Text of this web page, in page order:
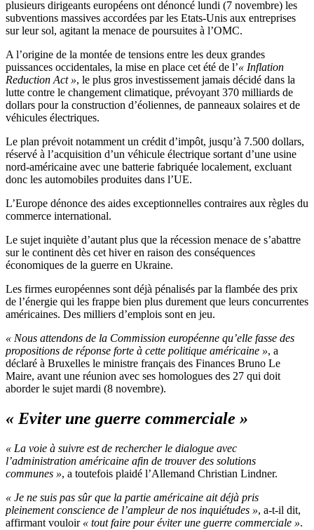
plusieurs dirigeants européens ont dénoncé lundi (7 novembre) les
subventions massives accordées par les Etats-Unis aux entreprises
sur leur sol, agitant la menace de poursuites à l’OMC.
A l’origine de la montée de tensions entre les deux grandes
puissances occidentales, la mise en place cet été de l’« Inflation
Reduction Act », le plus gros investissement jamais décidé dans la
lutte contre le changement climatique, prévoyant 370 milliards de
dollars pour la construction d’éoliennes, de panneaux solaires et de
véhicules électriques.
Le plan prévoit notamment un crédit d’impôt, jusqu’à 7.500 dollars,
réservé à l’acquisition d’un véhicule électrique sortant d’une usine
nord-américaine avec une batterie fabriquée localement, excluant
donc les automobiles produites dans l’UE.
L’Europe dénonce des aides exceptionnelles contraires aux règles du
commerce international.
Le sujet inquiète d’autant plus que la récession menace de s’abattre
sur le continent dès cet hiver en raison des conséquences
économiques de la guerre en Ukraine.
Les firmes européennes sont déjà pénalisés par la flambée des prix
de l’énergie qui les frappe bien plus durement que leurs concurrentes
américaines. Des milliers d’emplois sont en jeu.
« Nous attendons de la Commission européenne qu’elle fasse des
propositions de réponse forte à cette politique américaine », a
déclaré à Bruxelles le ministre français des Finances Bruno Le
Maire, avant une réunion avec ses homologues des 27 qui doit
aborder le sujet mardi (8 novembre).
« Eviter une guerre commerciale »
« La voie à suivre est de rechercher le dialogue avec
l’administration américaine afin de trouver des solutions
communes », a toutefois plaidé l’Allemand Christian Lindner.
« Je ne suis pas sûr que la partie américaine ait déjà pris
pleinement conscience de l’ampleur de nos inquiétudes », a-t-il dit,
affirmant vouloir « tout faire pour éviter une guerre commerciale ».